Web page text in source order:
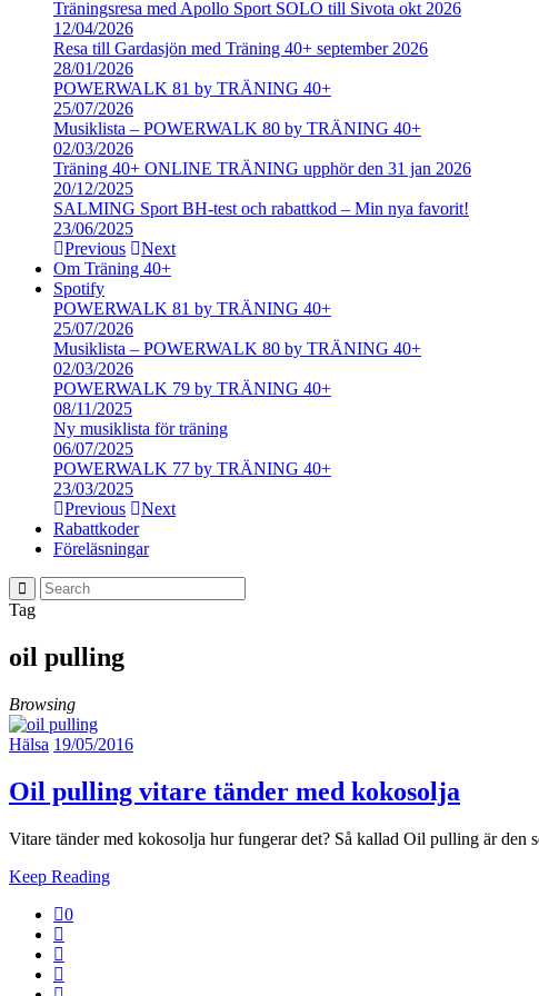
Träningsresa med Apollo Sport SOLO till Sivota okt 2026
12/04/2026
Resa till Gardasjön med Träning 40+ september 2026
28/01/2026
POWERWALK 81 by TRÄNING 40+
25/07/2026
Musiklista – POWERWALK 80 by TRÄNING 40+
02/03/2026
Träning 40+ ONLINE TRÄNING upphör den 31 jan 2026
20/12/2025
SALMING Sport BH-test och rabattkod – Min nya favorit!
23/06/2025
Previous
Next
Om Träning 40+
Spotify
POWERWALK 81 by TRÄNING 40+
25/07/2026
Musiklista – POWERWALK 80 by TRÄNING 40+
02/03/2026
POWERWALK 79 by TRÄNING 40+
08/11/2025
Ny musiklista för träning
06/07/2025
POWERWALK 77 by TRÄNING 40+
23/03/2025
Previous
Next
Rabattkoder
Föreläsningar
Tag
oil pulling
Browsing
Hälsa 19/05/2016
Oil pulling vitare tänder med kokosolja
Vitare tänder med kokosolja hur fungerar det? Så kallad Oil pulling är
Keep Reading
0